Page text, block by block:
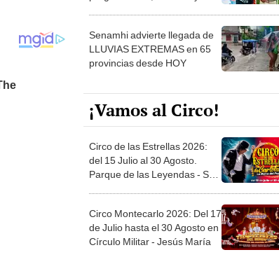
Senamhi advierte llegada de
LLUVIAS EXTREMAS en 65
provincias desde HOY
¡Vamos al Circo!
Circo de las Estrellas 2026:
del 15 Julio al 30 Agosto.
Parque de las Leyendas - San
Circo Montecarlo 2026: Del 17
de Julio hasta el 30 Agosto en
Círculo Militar - Jesús María